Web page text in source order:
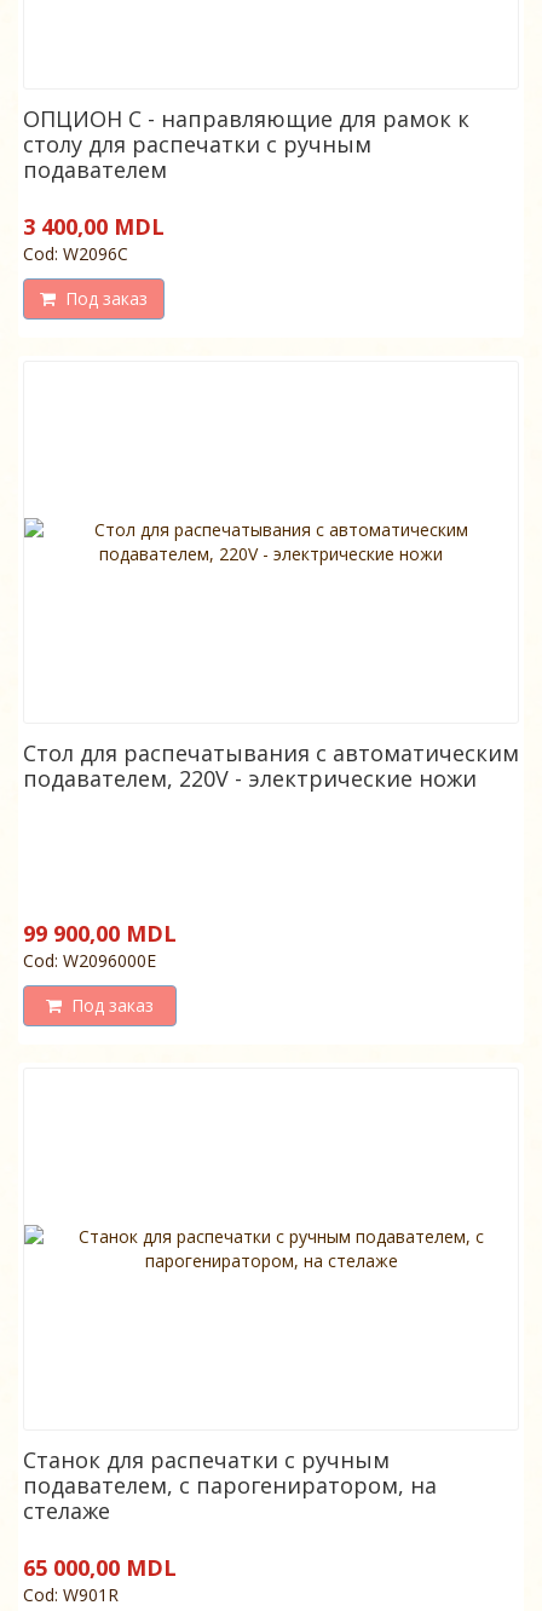
ОПЦИОН C - направляющие для рамок к
столу для распечатки с ручным
подавателем
3 400,00 MDL
Cod: W2096C
Под заказ
Стол для распечатывания с автоматическим
подавателем, 220V - электрические ножи
99 900,00 MDL
Cod: W2096000Е
Под заказ
Стaнок для распечатки с ручным
подавателем, с парогениратором, на
стелаже
65 000,00 MDL
Cod: W901R